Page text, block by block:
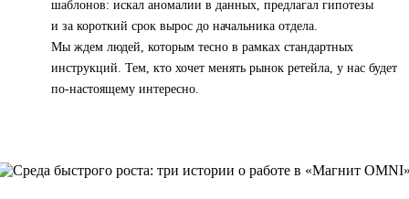
шаблонов: искал аномалии в данных, предлагал гипотезы
и за короткий срок вырос до начальника отдела.
Мы ждем людей, которым тесно в рамках стандартных
инструкций. Тем, кто хочет менять рынок ретейла, у нас будет
по-настоящему интересно.